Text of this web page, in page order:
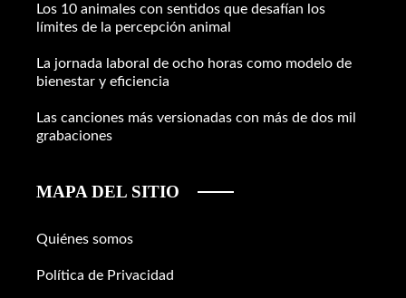
Los 10 animales con sentidos que desafían los
límites de la percepción animal
La jornada laboral de ocho horas como modelo de
bienestar y eficiencia
Las canciones más versionadas con más de dos mil
grabaciones
MAPA DEL SITIO
Quiénes somos
Política de Privacidad